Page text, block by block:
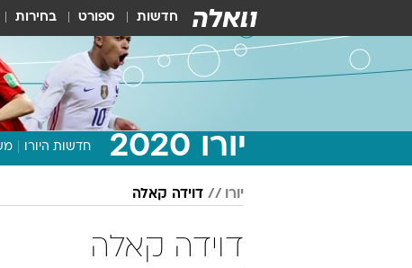
חדשות ספורט בחירות
יורו 2020 חדשות היורו
יורו דוידה קאלה
דוידה קאלה